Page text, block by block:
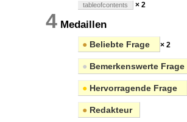
tableofcontents × 2
4 Medaillen
● Beliebte Frage × 2
● Bemerkenswerte Frage
● Hervorragende Frage
● Redakteur